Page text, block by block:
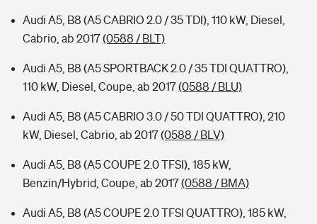
Audi A5, B8 (A5 CABRIO 2.0 / 35 TDI), 110 kW, Diesel,
Cabrio, ab 2017(0588 / BLT)
Audi A5, B8 (A5 SPORTBACK 2.0 / 35 TDI QUATTRO),
110 kW, Diesel, Coupe, ab 2017(0588 / BLU)
Audi A5, B8 (A5 CABRIO 3.0 / 50 TDI QUATTRO), 210
kW, Diesel, Cabrio, ab 2017(0588 / BLV)
Audi A5, B8 (A5 COUPE 2.0 TFSI), 185 kW,
Benzin/Hybrid, Coupe, ab 2017(0588 / BMA)
Audi A5, B8 (A5 COUPE 2.0 TFSI QUATTRO), 185 kW,